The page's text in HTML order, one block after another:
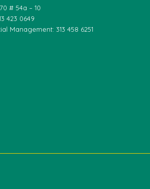
# 54a – 10
423 0649
Management: 313 458 6251